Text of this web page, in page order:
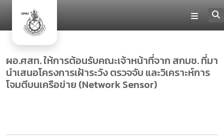
ผอ.ศสท. ให้การต้อนรับคณะเจ้าหน้าที่จาก สกมช. ที่มา
นำเสนอโครงการเฝ้าระวัง ตรวจจับ และวิเคราะห์การ
โจมตีบนเครือข่าย (Network Sensor)